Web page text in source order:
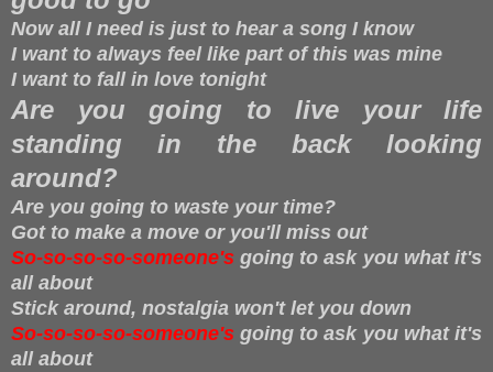
Now all I need is just to hear a song I know
I want to always feel like part of this was mine
I want to fall in love tonight
Are you going to live your life
standing in the back looking
around?
Are you going to waste your time?
Got to make a move or you'll miss out
So-so-so-so-someone's going to ask you what it's
all about
Stick around, nostalgia won't let you down
So-so-so-so-someone's going to ask you what it's
all about